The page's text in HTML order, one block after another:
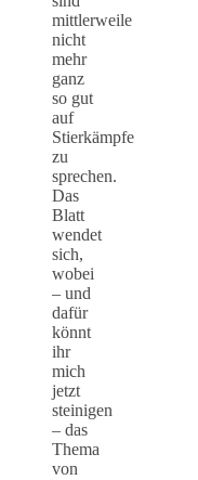
mittlerweile
nicht
mehr
ganz
so gut
auf
Stierkämpfe
zu
sprechen.
Das
Blatt
wendet
sich,
wobei
– und
dafür
könnt
ihr
mich
jetzt
steinigen
– das
Thema
von